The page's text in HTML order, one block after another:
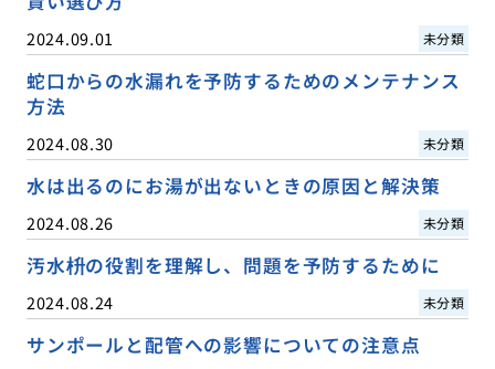
2024.09.01 未分類
蛇口からの水漏れを予防するためのメンテナンス
方法
2024.08.30 未分類
水は出るのにお湯が出ないときの原因と解決策
2024.08.26 未分類
汚水枡の役割を理解し、問題を予防するために
2024.08.24 未分類
サンポールと配管への影響についての注意点